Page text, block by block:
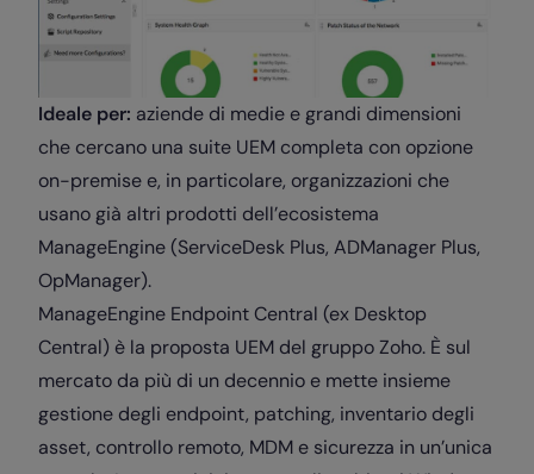
Ideale per: aziende di medie e grandi dimensioni
che cercano una suite UEM completa con opzione
on-premise e, in particolare, organizzazioni che
usano già altri prodotti dell’ecosistema
ManageEngine (ServiceDesk Plus, ADManager Plus,
OpManager).
ManageEngine Endpoint Central (ex Desktop
Central) è la proposta UEM del gruppo Zoho. È sul
mercato da più di un decennio e mette insieme
gestione degli endpoint, patching, inventario degli
asset, controllo remoto, MDM e sicurezza in un’unica